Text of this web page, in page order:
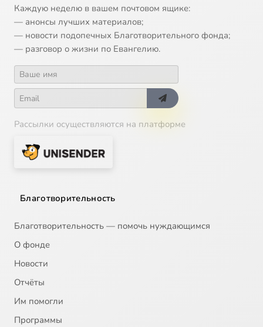
Каждую неделю в вашем почтовом ящике:
— анонсы лучших материалов;
— новости подопечных Благотворительного фонда;
— разговор о жизни по Евангелию.
Рассылки осуществляются на платформе
Благотворительность
Благотворительность — помочь нуждающимся
О фонде
Новости
Отчёты
Им помогли
Программы